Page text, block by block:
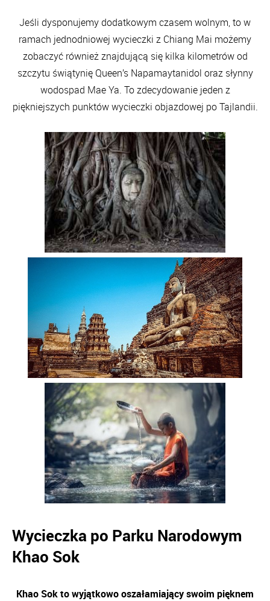
Jeśli dysponujemy dodatkowym czasem wolnym, to w
ramach jednodniowej wycieczki z Chiang Mai możemy
zobaczyć również znajdującą się kilka kilometrów od
szczytu świątynię Queen’s Napamaytanidol oraz słynny
wodospad Mae Ya. To zdecydowanie jeden z
piękniejszych punktów wycieczki objazdowej po Tajlandii.
Wycieczka po Parku Narodowym
Khao Sok
Khao Sok to wyjątkowo oszałamiający swoim pięknem